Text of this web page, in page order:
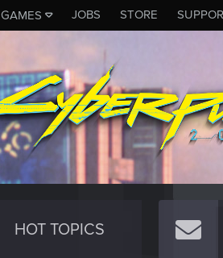
GAMES JOBS STORE
HOT TOPICS